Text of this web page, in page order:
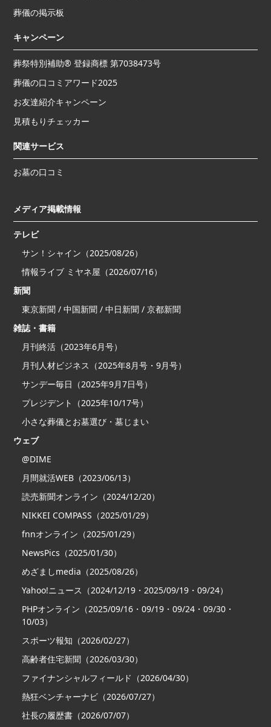
葬儀の掲示板
キャンペーン
葬祭特別補助® 登録商標 第7038473号
葬儀の口コミアワード2025
お友達紹介キャンペーン
見積もりチェッカー
関連サービス
お墓の口コミ
メディア掲載情報
テレビ
サン！シャイン（2025/08/26）
情報ライブ ミヤネ屋（2026/07/16）
新聞
東京新聞 / 中国新聞 / 中日新聞 / 京都新聞
雑誌・書籍
月刊終活（2023年6月号）
月刊人材ビジネス（2025年8月号・9月号）
サンデー毎日（2025年9月7日号）
プレジデント（2025年10/17号）
小さな葬儀とお墓選び・墓じまい
ウェブ
@DIME
月間就活WEB（2023/06/13）
読売新聞オンライン（2024/12/20）
NIKKEI COMPASS（2025/01/29）
fnnオンライン（2025/01/29）
NewsPics（2025/01/30）
めざましmedia（2025/08/26）
Yahoo!ニュース（2024/12/19・2025/09/19・09/24）
PHPオンライン（2025/09/16・09/19・09/24・09/30・
10/03）
スポーツ報知（2026/02/27）
高齢者住宅新聞（2026/03/30）
ファイナンシャルフィールド（2026/04/30）
熱狂ベンチャーナビ（2026/07/27）
社長の履歴書（2026/07/07）